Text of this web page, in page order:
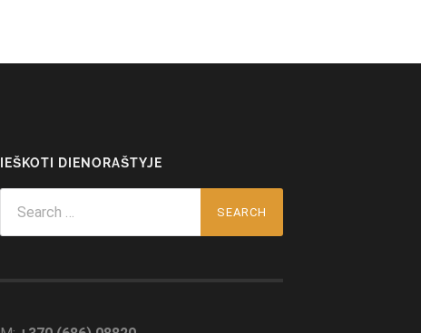
IEŠKOTI DIENORAŠTYJE
for: